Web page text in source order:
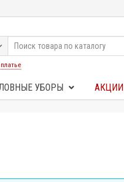
платье
УБОРЫ АКЦИИ